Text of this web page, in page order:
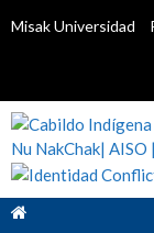
to
toMisak Universidad
Cabildo
| Pueblo
Cabildo Indígena